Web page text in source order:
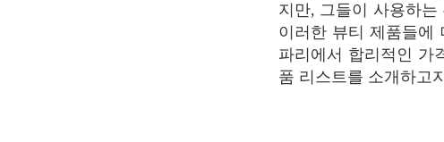
지만, 그들이 사용하
이러한 뷰티 제품들에
파리에서 합리적인 가
품 리스트를 소개하고